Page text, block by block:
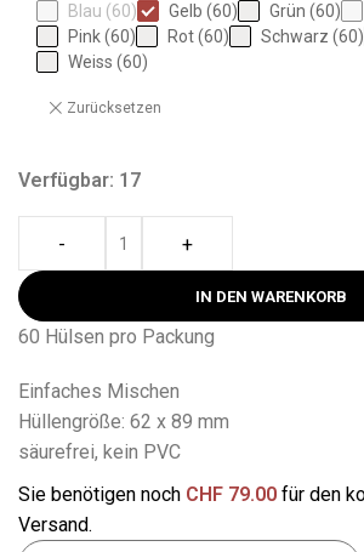
Blau (60) Gelb (60) Grün (60)
Pink (60)
Rot (60) Schwarz (60)
Weiss (60)
Zurücksetzen
Verfügbar: 17
- +
IN DEN WARENKORB
60 Hülsen pro Packung
Einfaches Mischen
Hüllengröße: 62 x 89 mm
säurefrei, kein PVC
Sie benötigen noch CHF 79.00 für den
Versand.